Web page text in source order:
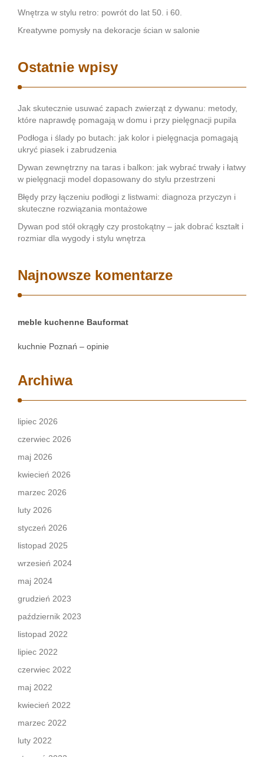
Wnętrza w stylu retro: powrót do lat 50. i 60.
Kreatywne pomysły na dekoracje ścian w salonie
Ostatnie wpisy
Jak skutecznie usuwać zapach zwierząt z dywanu: metody,
które naprawdę pomagają w domu i przy pielęgnacji pupila
Podłoga i ślady po butach: jak kolor i pielęgnacja pomagają
ukryć piasek i zabrudzenia
Dywan zewnętrzny na taras i balkon: jak wybrać trwały i łatwy
w pielęgnacji model dopasowany do stylu przestrzeni
Błędy przy łączeniu podłogi z listwami: diagnoza przyczyn i
skuteczne rozwiązania montażowe
Dywan pod stół okrągły czy prostokątny – jak dobrać kształt i
rozmiar dla wygody i stylu wnętrza
Najnowsze komentarze
meble kuchenne Bauformat
kuchnie Poznań – opinie
Archiwa
lipiec 2026
czerwiec 2026
maj 2026
kwiecień 2026
marzec 2026
luty 2026
styczeń 2026
listopad 2025
wrzesień 2024
maj 2024
grudzień 2023
październik 2023
listopad 2022
lipiec 2022
czerwiec 2022
maj 2022
kwiecień 2022
marzec 2022
luty 2022